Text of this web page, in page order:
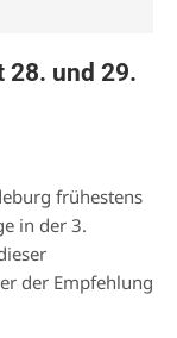
28. und 29.
frühestens
in der 3.
der Empfehlung